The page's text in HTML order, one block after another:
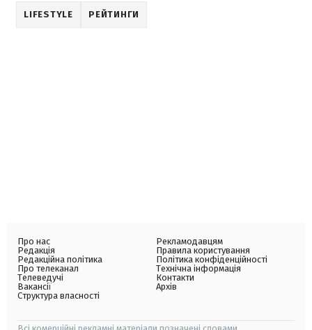
LIFESTYLE РЕЙТИНГИ
Про нас
Редакція
Редакційна політика
Про телеканал
Телеведучі
Вакансії
Структура власності
Рекламодавцям
Правила користування
Політика конфіденційності
Технічна інформація
Контакти
Архів